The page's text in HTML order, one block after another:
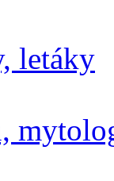
letáky